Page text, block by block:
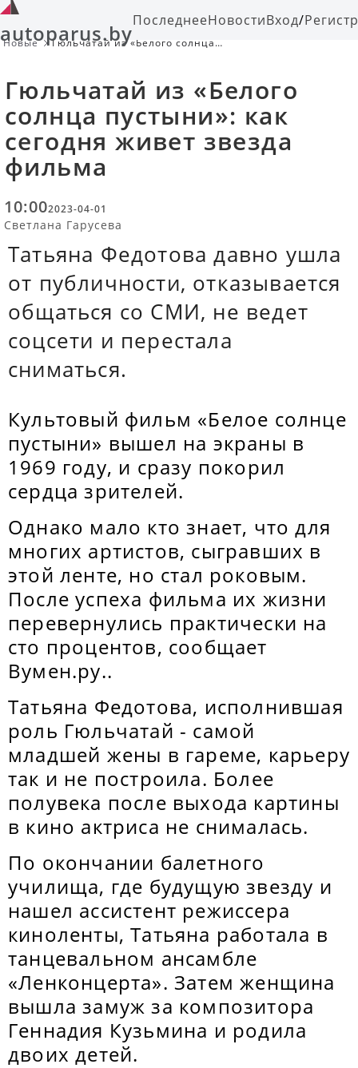
autoparus.byПоследнееНовостиВход/
Новые
Гюльчатай из «Белого солнца
Гюльчатай из «Белого
солнца пустыни»: как
сегодня живет звезда
фильма
10:002023-04-01
Светлана Гарусева
Татьяна Федотова давно ушла
от публичности, отказывается
общаться со СМИ, не ведет
соцсети и перестала
сниматься.
Культовый фильм «Белое солнце
пустыни» вышел на экраны в
1969 году, и сразу покорил
сердца зрителей.
Однако мало кто знает, что для
многих артистов, сыгравших в
этой ленте, но стал роковым.
После успеха фильма их жизни
перевернулись практически на
сто процентов, сообщает
Вумен.ру..
Татьяна Федотова, исполнившая
роль Гюльчатай - самой
младшей жены в гареме, карьеру
так и не построила. Более
полувека после выхода картины
в кино актриса не снималась.
По окончании балетного
училища, где будущую звезду и
нашел ассистент режиссера
киноленты, Татьяна работала в
танцевальном ансамбле
«Ленконцерта». Затем женщина
вышла замуж за композитора
Геннадия Кузьмина и родила
двоих детей.